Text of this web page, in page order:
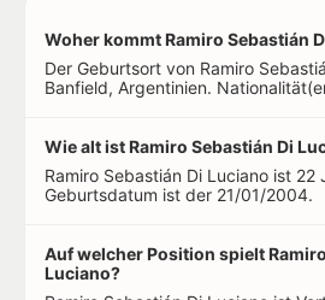
Woher kommt Ramiro Sebastián
Der Geburtsort von Ramiro
Banfield, Argentinien.
Wie alt ist Ramiro Sebastián Di
Ramiro Sebastián Di Luciano ist 22
Geburtsdatum ist der 21/01/2004.
Auf welcher Position spielt
Luciano?